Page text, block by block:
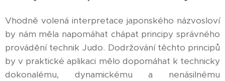
Vhodně volená interpretace japonského názvosloví
by nám měla napomáhat chápat principy správného
provádění technik Judo. Dodržování těchto principů
by v praktické aplikaci mělo dopomáhat k technicky
dokonalému, dynamickému a nenásilnému